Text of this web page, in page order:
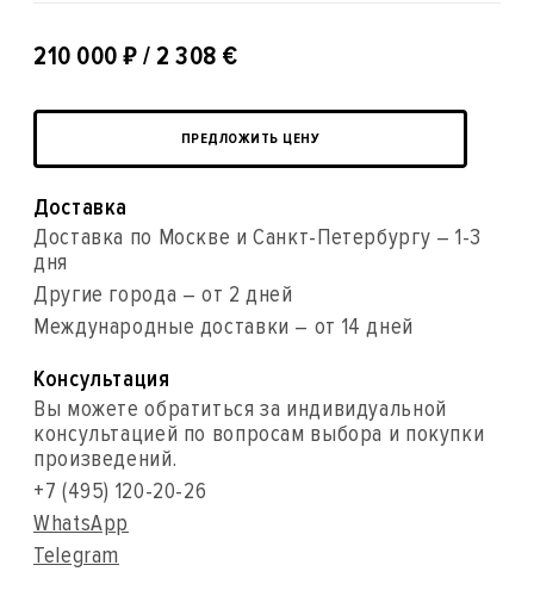
210 000 ₽ / 2 308 €
ПРЕДЛОЖИТЬ ЦЕНУ
Доставка
Доставка по Москве и Санкт-Петербургу – 1-3
дня
Другие города – от 2 дней
Международные доставки – от 14 дней
Консультация
Вы можете обратиться за индивидуальной
консультацией по вопросам выбора и покупки
произведений.
+7 (495) 120-20-26
WhatsApp
Telegram